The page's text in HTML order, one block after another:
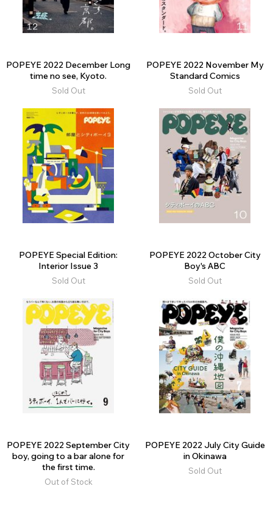
POPEYE 2022 December Long
time no see, Kyoto.
Sold Out
POPEYE 2022 November My
Standard Comics
Sold Out
POPEYE Special Edition:
Interior Issue 3
Sold Out
POPEYE 2022 October City
Boy's ABC
Sold Out
POPEYE 2022 September City
boy, going to a bar alone for
the first time.
Out of Stock
POPEYE 2022 July City Guide
in Okinawa
Sold Out